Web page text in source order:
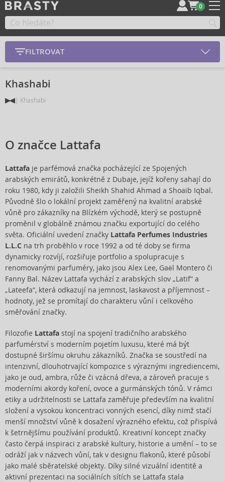
0
FILTROVAT
Khashabi
Khashabi
O značce Lattafa
Lattafa je parfémová značka pocházející ze Spojených
arabských emirátů, konkrétně z Dubaje, jejíž kořeny sahají do
roku 1980, kdy ji založili Sheikh Shahid Ahmad a Shoaib Iqbal.
Původně šlo o lokální projekt zaměřený na kvalitní arabské
vůně pro zákazníky na Blízkém východě, který se postupně
proměnil v globálně známou značku exportující do celého
světa. Oficiální uvedení značky Lattafa Perfumes Industries
L.L.C na trh proběhlo v roce 1992 a od té doby se firma
dynamicky rozvíjí, rozšiřuje portfolio a spolupracuje s
renomovanými parfuméry, jako jsou Alex Lee, Gaël Montero či
Fanny Bal. Název Lattafa vychází z arabských slov „Latif“ a
„Lateefa“, která odkazují na jemnost, laskavost a příjemnost –
hodnoty, jež se promítají do charakteru vůní i celkového
směřování značky.
Filozofie Lattafa stojí na spojení tradičního arabského
parfumérství s moderním pojetím luxusu, které má být
dostupné širšímu okruhu zákazníků. Značka se soustředí na
intenzivní, dlouhotrvající kompozice s výraznými ingrediencemi,
jako je oud, ambra, růže či vzácná dřeva, a zároveň pracuje s
moderními akordy koření, ovoce a gurmánských tónů. V rámci
etiky a udržitelnosti se Lattafa zaměřuje především na kvalitní
složení a vysokou koncentraci vonných esencí, díky nimž stačí
menší množství vůně k dosažení výrazného efektu, což přispívá
k šetrnějšímu používání produktů. Kreativní koncept značky
často čerpá inspiraci z arabské kultury, historie a umění – to se
odráží jak v názvech vůní, tak v designu flakonů, které působí
jako malé sběratelské objekty. Díky silné vizuální identitě a
aktivní prezentaci na sociálních sítích se Lattafa stala